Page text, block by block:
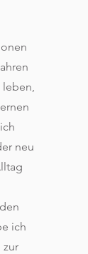
leben,
neu
ich
zur